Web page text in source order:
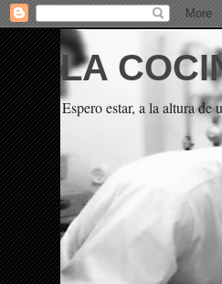
LA
Espero estar, a la altura de